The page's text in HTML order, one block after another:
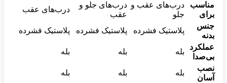
مناسب
برای
درب‌های عقب و
جلو
درب‌های جلو و
عقب
درب‌های عقب
جنس
بدنه
پلاستیک فشرده پلاستیک فشرده
پلاستیک فشرده
عملکرد
بی‌صدا
بله بله
بله
نصب
آسان
بله بله
بله